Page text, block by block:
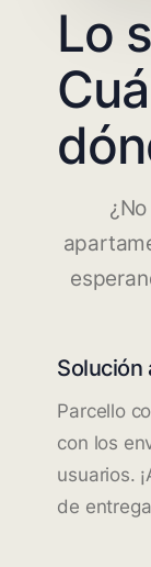
Lo
Solución
Parcello
con los
usuarios.
de